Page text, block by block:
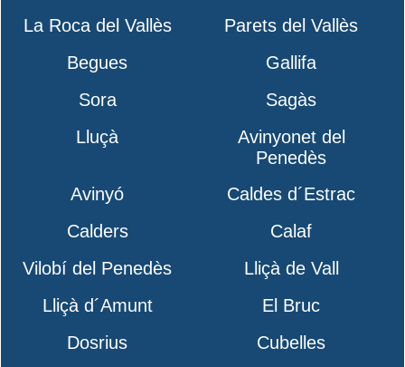
La Roca del Vallès
Parets del Vallès
Begues
Gallifa
Sora
Sagàs
Lluçà
Avinyonet del
Penedès
Avinyó
Caldes d´Estrac
Calders
Calaf
Vilobí del Penedès
Lliçà de Vall
Lliçà d´Amunt
El Bruc
Dosrius
Cubelles